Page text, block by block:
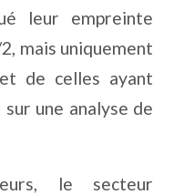
leur empreinte
mais uniquement
de celles ayant
une analyse de
le secteur